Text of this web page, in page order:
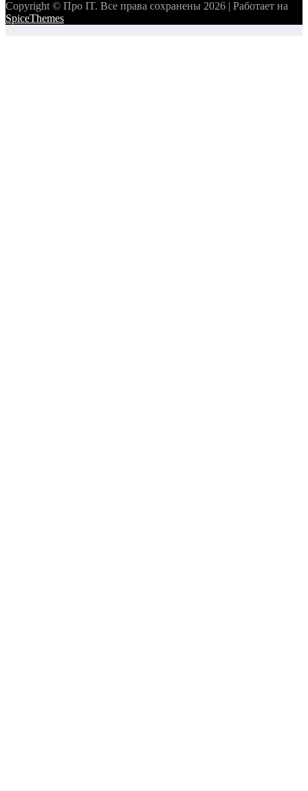
Copyright © Про IT. Все права сохранены 2026 | Работает на
SpiceThemes